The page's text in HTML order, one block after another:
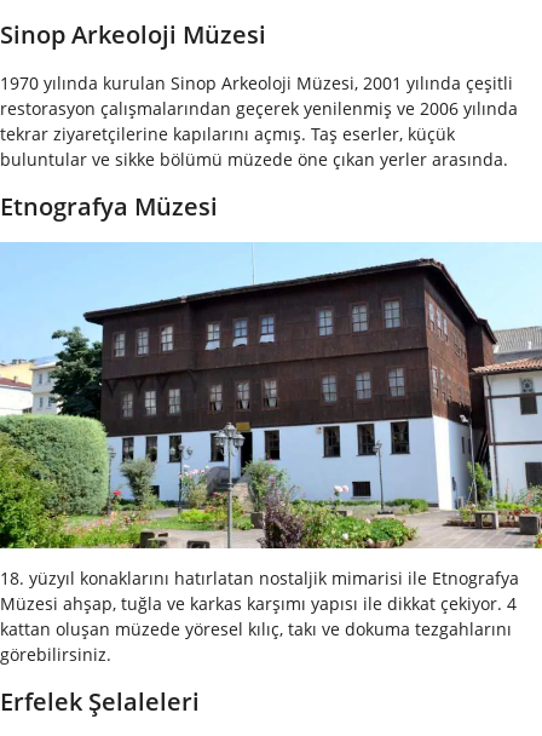
Sinop Arkeoloji Müzesi
1970 yılında kurulan Sinop Arkeoloji Müzesi, 2001 yılında çeşitli
restorasyon çalışmalarından geçerek yenilenmiş ve 2006 yılında
tekrar ziyaretçilerine kapılarını açmış. Taş eserler, küçük
buluntular ve sikke bölümü müzede öne çıkan yerler arasında.
Etnografya Müzesi
18. yüzyıl konaklarını hatırlatan nostaljik mimarisi ile Etnografya
Müzesi ahşap, tuğla ve karkas karşımı yapısı ile dikkat çekiyor. 4
kattan oluşan müzede yöresel kılıç, takı ve dokuma tezgahlarını
görebilirsiniz.
Erfelek Şelaleleri